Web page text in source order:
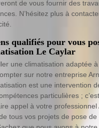
de vous fournir des
N’hésitez plus à
qualifiés pour vous
Le Caylar
une climatisation adaptée
sur notre entreprise
est une intervention
particulières ;
appel à votre professionnel
tous vos projets de pose